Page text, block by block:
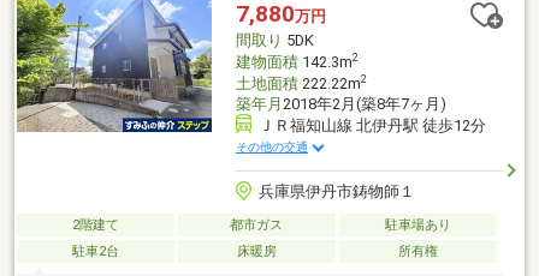
ガス対応で経済的！■現在は空き部屋のため気軽に室内見学可能
です！
7,880万円
間取り 5DK
建物面積142.3m2
土地面積222.22m2
築年月 2018年2月(築8年7ヶ月)
ＪＲ福知山線 北伊丹駅 徒歩12分
その他の交通
兵庫県伊丹市鋳物師１
2階建て 都市ガス
駐車場あり
駐車2台
床暖房 所有権